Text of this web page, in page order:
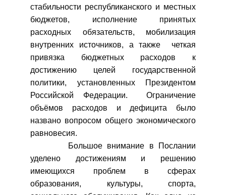
стабильности республиканского и местных
бюджетов, исполнение принятых
расходных обязательств, мобилизация
внутренних источников, а также четкая
привязка бюджетных расходов к
достижению целей государственной
политики, установленных Президентом
Российской Федерации. Ограничение
объёмов расходов и дефицита было
названо вопросом общего экономического
равновесия.
Большое внимание в Послании
уделено достижениям и решению
имеющихся проблем в сферах
образования, культуры, спорта,